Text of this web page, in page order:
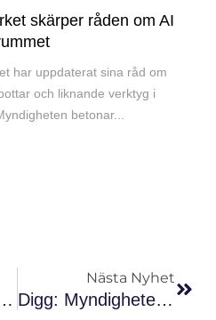
skärper råden om AI
har uppdaterat sina råd om
och liknande verktyg i
betonar...
Lärare Använder AI I Klassrummet
Nästa Nyhet
Digg: Myndigheter Måste Förbereda Sig För Nya AI-Regler I Augusti